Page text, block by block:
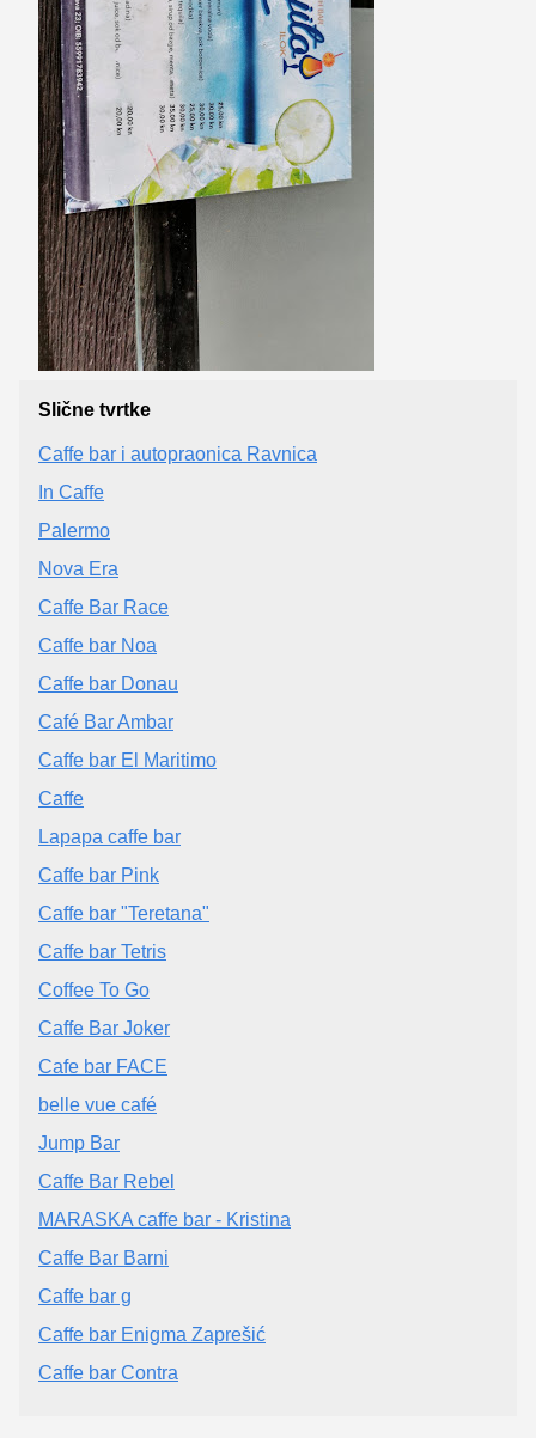
Slične tvrtke
Caffe bar i autopraonica Ravnica
In Caffe
Palermo
Nova Era
Caffe Bar Race
Caffe bar Noa
Caffe bar Donau
Café Bar Ambar
Caffe bar El Maritimo
Caffe
Lapapa caffe bar
Caffe bar Pink
Caffe bar "Teretana"
Caffe bar Tetris
Coffee To Go
Caffe Bar Joker
Cafe bar FACE
belle vue café
Jump Bar
Caffe Bar Rebel
MARASKA caffe bar - Kristina
Caffe Bar Barni
Caffe bar g
Caffe bar Enigma Zaprešić
Caffe bar Contra